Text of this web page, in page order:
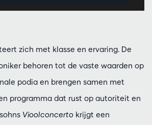
zich met klasse en ervaring. De
behoren tot de vaste waarden op
podia en brengen samen met
programma dat rust op autoriteit en
Vioolconcerto krijgt een